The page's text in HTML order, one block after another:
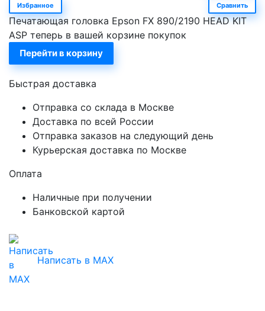
Избранное Сравнить
Печатающая головка Epson FX 890/2190 HEAD KIT
ASP теперь в вашей корзине покупок
Перейти в корзину
Быстрая доставка
Отправка со склада в Москве
Доставка по всей России
Отправка заказов на следующий день
Курьерская доставка по Москве
Оплата
Наличные при получении
Банковской картой
Написать в MAX